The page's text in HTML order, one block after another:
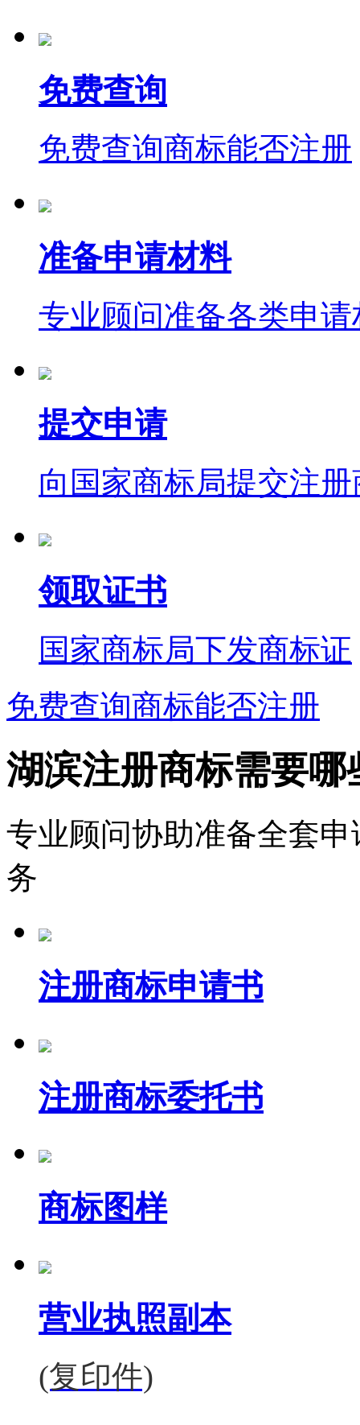
免费查询
免费查询商标能否注册
准备申请材料
专业顾问准备各类申请
提交申请
向国家商标局提交注
领取证书
国家商标局下发商标证
免费查询商标能否注册
湖滨注册商标需要哪
专业顾问协助准备全套
务
注册商标申请书
注册商标委托书
商标图样
营业执照副本
(复印件)